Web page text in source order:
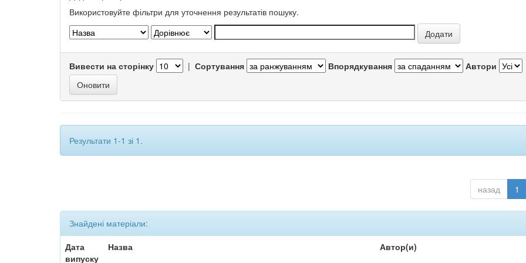
Використовуйте фільтри для уточнення результатів пошуку.
Вивести на сторінку | Сортування Впорядкування Автори
Результати 1-1 зі 1.
назад 1
Знайдені матеріали:
Дата
випуску
Назва Автор(и)